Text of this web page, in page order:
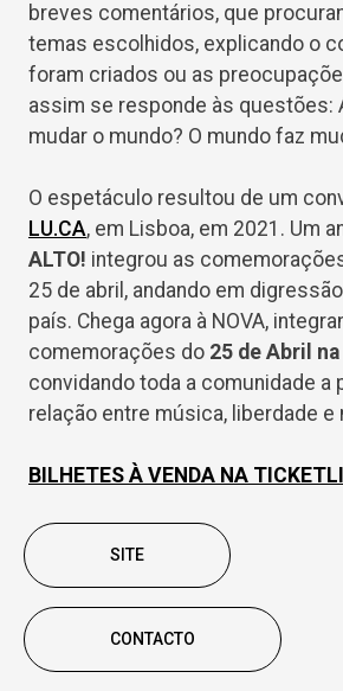
breves comentários, que
temas escolhidos, explicando o
foram criados ou as
assim se responde às questões:
mudar o mundo? O mundo faz
O espetáculo resultou de um
LU.CA, em Lisboa, em 2021. Um
ALTO! integrou as
25 de abril, andando em
país. Chega agora à NOVA,
comemorações do 25 de Abril na
convidando toda a comunidade a
relação entre música, liberdade e
BILHETES À VENDA NA
SITE
CONTACTO